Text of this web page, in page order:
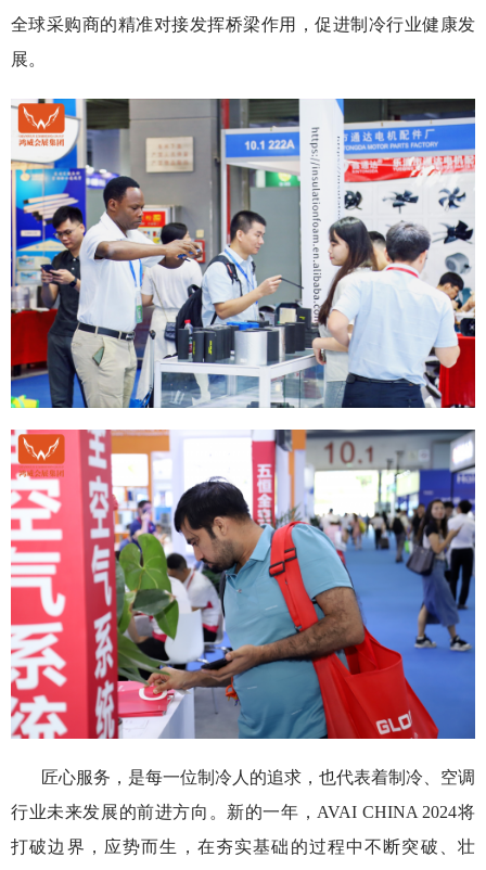
全球采购商的精准对接发挥桥梁作用，促进制冷行业健康发
展。
匠心服务，是每一位制冷人的追求，也代表着制冷、空调
行业未来发展的前进方向。新的一年，AVAI CHINA 2024将
打破边界，应势而生，在夯实基础的过程中不断突破、壮